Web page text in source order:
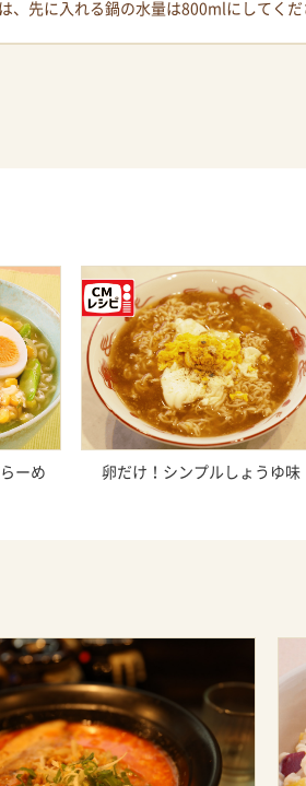
、先に入れる鍋の水量は800mlにしてくだ
ーめ
卵だけ！シンプルしょうゆ味